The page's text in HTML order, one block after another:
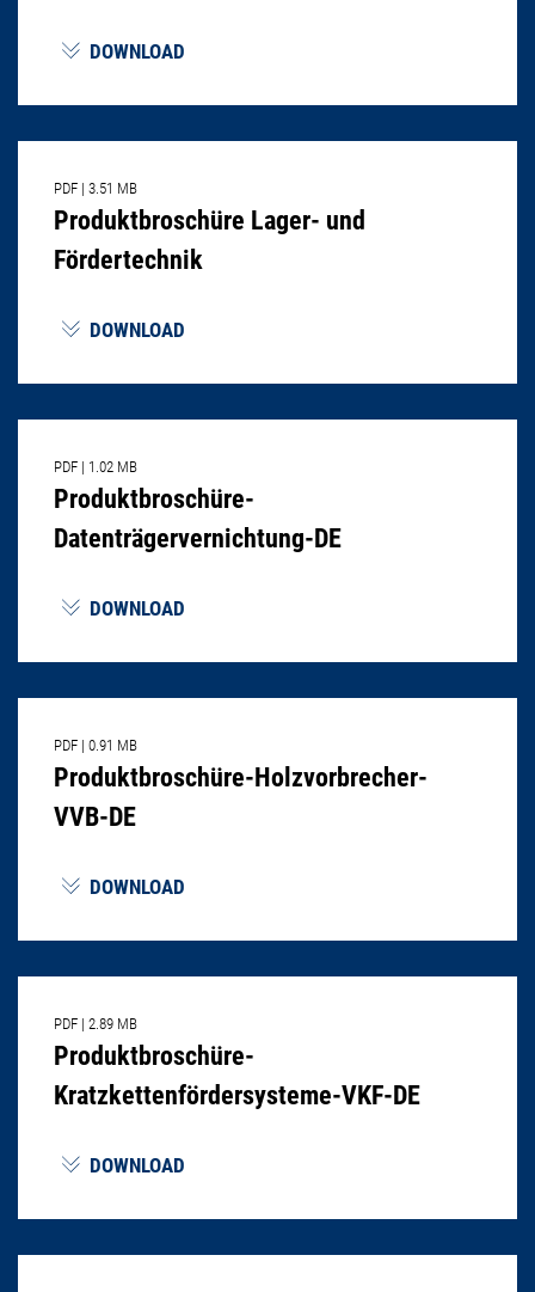
DOWNLOAD
PDF | 3.51 MB
Produktbroschüre Lager- und
Fördertechnik
DOWNLOAD
PDF | 1.02 MB
Produktbroschüre-
Datenträgervernichtung-DE
DOWNLOAD
PDF | 0.91 MB
Produktbroschüre-Holzvorbrecher-
VVB-DE
DOWNLOAD
PDF | 2.89 MB
Produktbroschüre-
Kratzkettenfördersysteme-VKF-DE
DOWNLOAD